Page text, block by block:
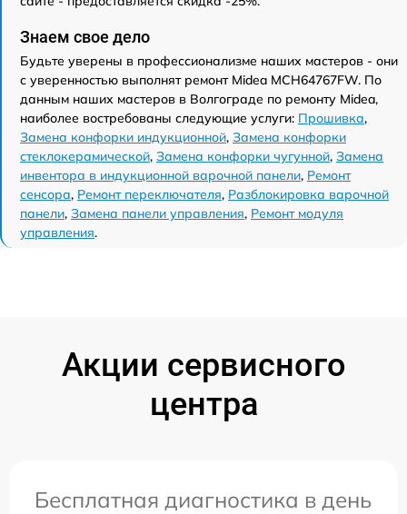
Знаем свое дело
Будьте уверены в профессионализме наших мастеров - они
с уверенностью выполнят ремонт Midea MCH64767FW. По
данным наших мастеров в Волгограде по ремонту Midea,
наиболее востребованы следующие услуги: Прошивка,
Замена конфорки индукционной, Замена конфорки
стеклокерамической, Замена конфорки чугунной, Замена
инвентора в индукционной варочной панели, Ремонт
сенсора, Ремонт переключателя, Разблокировка варочной
панели, Замена панели управления, Ремонт модуля
управления.
Акции сервисного
центра
Бесплатная диагностика в день